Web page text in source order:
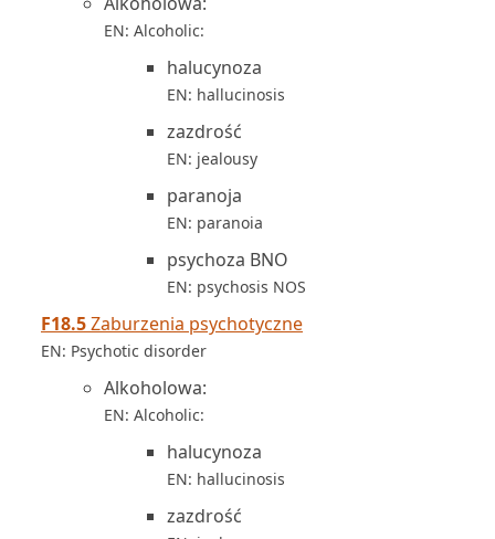
EN: Alcoholic:
halucynoza
EN: hallucinosis
zazdrość
EN: jealousy
paranoja
EN: paranoia
psychoza BNO
EN: psychosis NOS
F18.5Zaburzenia psychotyczne
EN: Psychotic disorder
Alkoholowa:
EN: Alcoholic:
halucynoza
EN: hallucinosis
zazdrość